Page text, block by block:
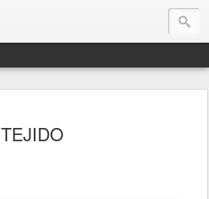
TEJIDO